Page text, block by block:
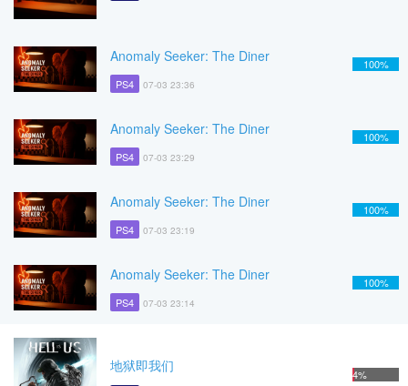
Anomaly Seeker: The Diner
PS4 07-03 23:36
100%
Anomaly Seeker: The Diner
PS4 07-03 23:29
100%
Anomaly Seeker: The Diner
PS4 07-03 23:19
100%
Anomaly Seeker: The Diner
PS4 07-03 23:14
100%
地狱即我们 4%